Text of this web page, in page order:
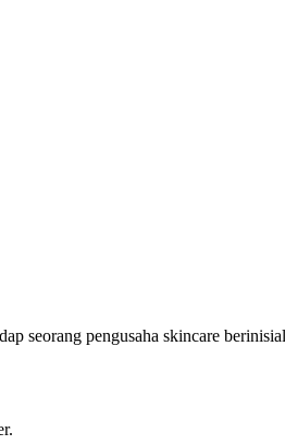
seorang pengusaha skincare